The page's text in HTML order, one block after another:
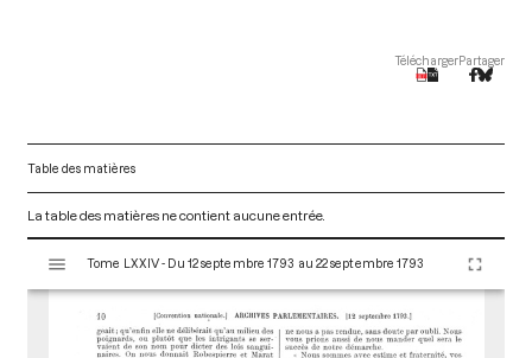
TéléchargerPartager
Table des matières
La table des matières ne contient aucune entrée.
s
Tome LXXIV - Du 12 septembre 1793 au 22 septembre 1793